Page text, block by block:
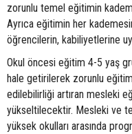
zorunlu temel eğitimin
Ayrıca eğitimin her
öğrencilerin, kabiliyetlerine
Okul öncesi eğitim 4-5 yaş
hale getirilerek zorunlu
edilebilirliği artıran mesleki
yükseltilecektir. Mesleki ve
yüksek okulları arasında